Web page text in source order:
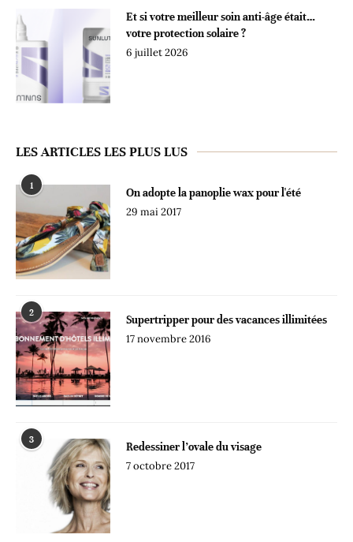
Et si votre meilleur soin anti-âge était…
votre protection solaire ?
6 juillet 2026
LES ARTICLES LES PLUS LUS
1
On adopte la panoplie wax pour l'été
29 mai 2017
2
Supertripper pour des vacances illimitées
17 novembre 2016
3
Redessiner l’ovale du visage
7 octobre 2017